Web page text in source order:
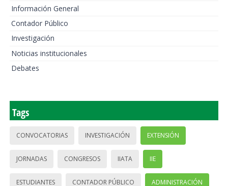
Información General
Contador Público
Investigación
Noticias institucionales
Debates
Tags
CONVOCATORIAS INVESTIGACIÓN EXTENSIÓN
JORNADAS CONGRESOS IIATA IIE
ESTUDIANTES CONTADOR PÚBLICO ADMINISTRACIÓN